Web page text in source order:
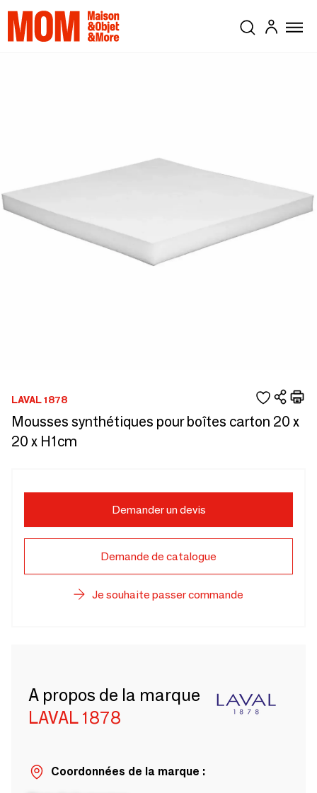
LAVAL 1878
Mousses synthétiques pour boîtes carton 20 x
20 x H1cm
Demander un devis
Demande de catalogue
Je souhaite passer commande
A propos de la marque
LAVAL 1878
Coordonnées de la marque :